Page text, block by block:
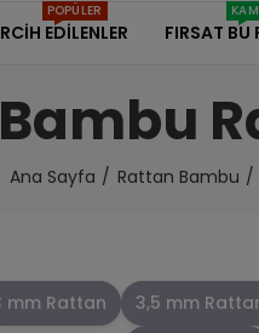
EDİLENLER
POPÜLER
FIRSAT BU
Bambu
Ana Sayfa Rattan Bambu
mm Rattan 3,5 mm